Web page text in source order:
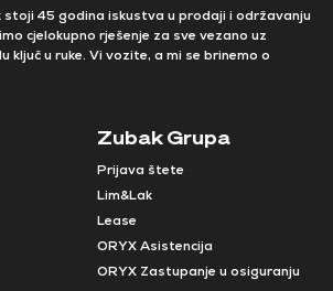
stoji 45 godina iskustva u prodaji i održavanju
cjelokupno rješenje za sve vezano uz
ključ u ruke. Vi vozite, a mi se brinemo o
Zubak Grupa
Prijava štete
Lim&Lak
Lease
ORYX Asistencija
ORYX Zastupanje u osiguranju